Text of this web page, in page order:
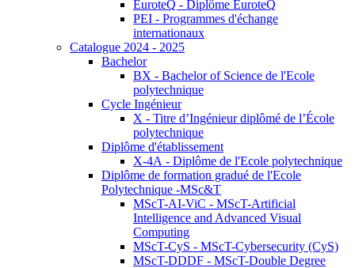
EuroteQ - Diplôme EuroteQ
PEI - Programmes d'échange
internationaux
Catalogue 2024 - 2025
Bachelor
BX - Bachelor of Science de l'Ecole
polytechnique
Cycle Ingénieur
X - Titre d’Ingénieur diplômé de l’École
polytechnique
Diplôme d'établissement
X-4A - Diplôme de l'Ecole polytechnique
Diplôme de formation gradué de l'Ecole
Polytechnique -MSc&T
MScT-AI-ViC - MScT-Artificial
Intelligence and Advanced Visual
Computing
MScT-CyS - MScT-Cybersecurity (CyS)
MScT-DDDF - MScT-Double Degree